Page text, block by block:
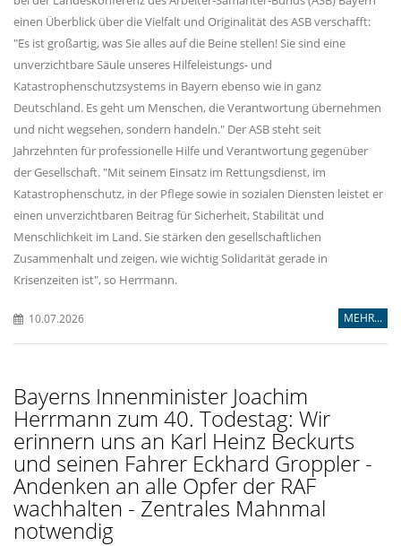
einen Überblick über die Vielfalt und Originalität des ASB verschafft:
"Es ist großartig, was Sie alles auf die Beine stellen! Sie sind eine
unverzichtbare Säule unseres Hilfeleistungs- und
Katastrophenschutzsystems in Bayern ebenso wie in ganz
Deutschland. Es geht um Menschen, die Verantwortung übernehmen
und nicht wegsehen, sondern handeln." Der ASB steht seit
Jahrzehnten für professionelle Hilfe und Verantwortung gegenüber
der Gesellschaft. "Mit seinem Einsatz im Rettungsdienst, im
Katastrophenschutz, in der Pflege sowie in sozialen Diensten leistet er
einen unverzichtbaren Beitrag für Sicherheit, Stabilität und
Menschlichkeit im Land. Sie stärken den gesellschaftlichen
Zusammenhalt und zeigen, wie wichtig Solidarität gerade in
Krisenzeiten ist", so Herrmann.
10.07.2026 MEHR...
Bayerns Innenminister Joachim
Herrmann zum 40. Todestag: Wir
erinnern uns an Karl Heinz Beckurts
und seinen Fahrer Eckhard Groppler -
Andenken an alle Opfer der RAF
wachhalten - Zentrales Mahnmal
notwendig